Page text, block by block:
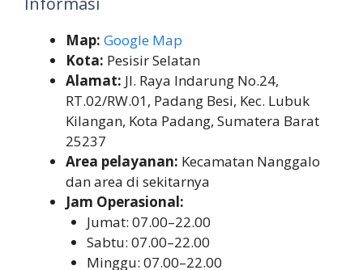
Map: Google Map
Kota: Pesisir Selatan
Alamat: Jl. Raya Indarung No.24,
RT.02/RW.01, Padang Besi, Kec. Lubuk
Kilangan, Kota Padang, Sumatera Barat
25237
Area pelayanan: Kecamatan Nanggalo
dan area di sekitarnya
Jam Operasional:
Jumat: 07.00–22.00
Sabtu: 07.00–22.00
Minggu: 07.00–22.00